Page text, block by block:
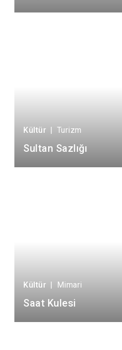
Kültür | Turizm
Sultan Sazlığı
Kültür | Mimari
Saat Kulesi